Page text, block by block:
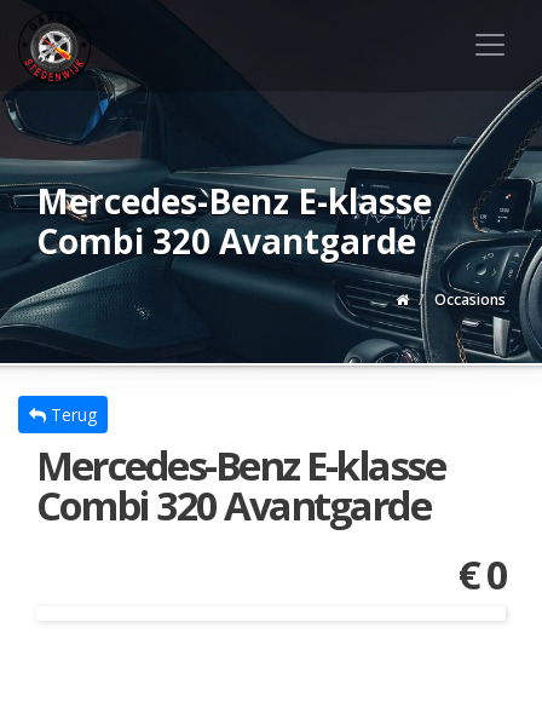
Mercedes-Benz E-klasse
Combi 320 Avantgarde
Occasions
Terug
Mercedes-Benz E-klasse
Combi 320 Avantgarde
€ 0